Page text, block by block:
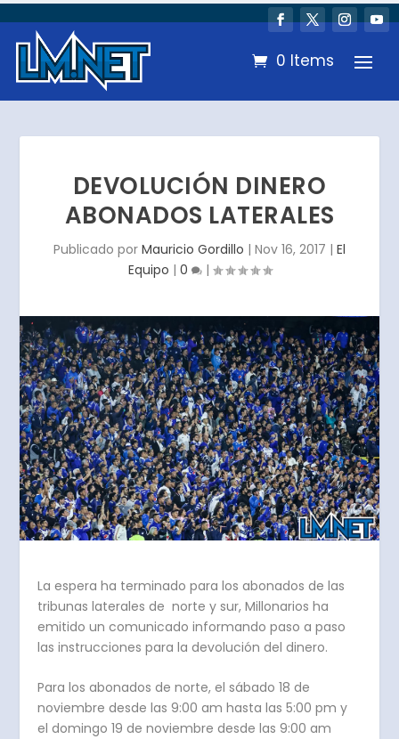
0 Items
DEVOLUCIÓN DINERO
ABONADOS LATERALES
Publicado por Mauricio Gordillo | Nov 16, 2017 | El
Equipo | 0 |
La espera ha terminado para los abonados de las
tribunas laterales de norte y sur, Millonarios ha
emitido un comunicado informando paso a paso
las instrucciones para la devolución del dinero.
Para los abonados de norte, el sábado 18 de
noviembre desde las 9:00 am hasta las 5:00 pm y
el domingo 19 de noviembre desde las 9:00 am